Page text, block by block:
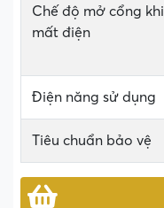
Chế độ mở cổng khi
mất điện
Điện năng sử dụng
Tiêu chuẩn bảo vệ